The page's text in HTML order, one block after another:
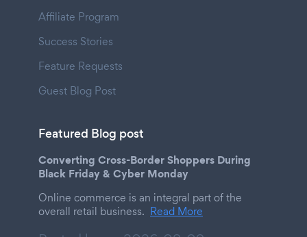
Affiliate Program
Success Stories
Feature Requests
Guest Blog Post
Featured Blog post
Converting Cross-Border Shoppers During
Black Friday & Cyber Monday
Online commerce is an integral part of the
overall retail business. Read More